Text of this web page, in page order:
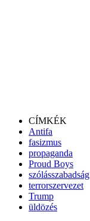
CÍMKÉK
Antifa
fasizmus
propaganda
Proud Boys
szólásszabadság
terrorszervezet
Trump
üldözés